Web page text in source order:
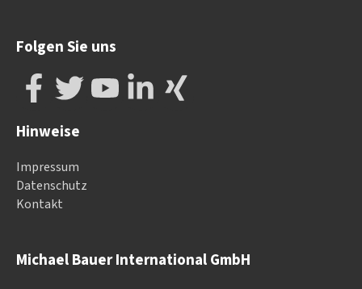
Michael Bauer International GmbH
Folgen Sie uns
Hinweise
Impressum
Datenschutz
Kontakt